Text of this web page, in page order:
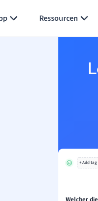
Ressourcen
+ Add tag